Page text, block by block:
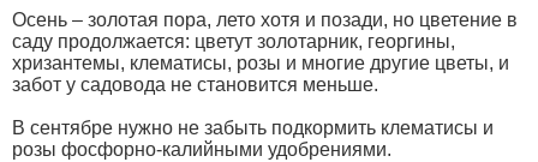
Осень – золотая пора, лето хотя и позади, но цветение в
саду продолжается: цветут золотарник, георгины,
хризантемы, клематисы, розы и многие другие цветы, и
забот у садовода не становится меньше.
В сентябре нужно не забыть подкормить клематисы и
розы фосфорно-калийными удобрениями.